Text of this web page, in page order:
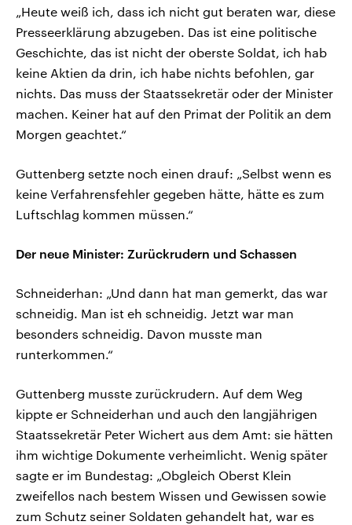
„Heute weiß ich, dass ich nicht gut beraten war, diese
Presseerklärung abzugeben. Das ist eine politische
Geschichte, das ist nicht der oberste Soldat, ich hab
keine Aktien da drin, ich habe nichts befohlen, gar
nichts. Das muss der Staatssekretär oder der Minister
machen. Keiner hat auf den Primat der Politik an dem
Morgen geachtet.“
Guttenberg setzte noch einen drauf: „Selbst wenn es
keine Verfahrensfehler gegeben hätte, hätte es zum
Luftschlag kommen müssen.“
Der neue Minister: Zurückrudern und Schassen
Schneiderhan: „Und dann hat man gemerkt, das war
schneidig. Man ist eh schneidig. Jetzt war man
besonders schneidig. Davon musste man
runterkommen.“
Guttenberg musste zurückrudern. Auf dem Weg
kippte er Schneiderhan und auch den langjährigen
Staatssekretär Peter Wichert aus dem Amt: sie hätten
ihm wichtige Dokumente verheimlicht. Wenig später
sagte er im Bundestag: „Obgleich Oberst Klein
zweifellos nach bestem Wissen und Gewissen sowie
zum Schutz seiner Soldaten gehandelt hat, war es